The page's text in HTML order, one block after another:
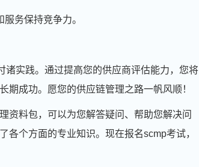
务保持竞争力。
诸实践。通过提高您的供应商评估能力，您将
期成功。愿您的供应链管理之路一帆风顺！
资料包，可以为您解答疑问、帮助您解决问
个方面的专业知识。现在报名scmp考试，